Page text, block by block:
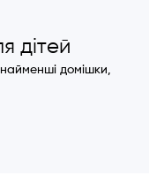
дітей
найменші домішки,